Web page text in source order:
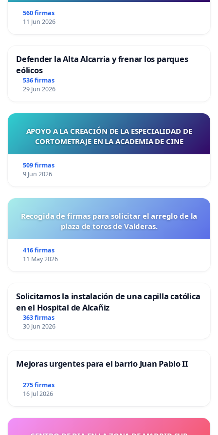
560 firmas
11 Jun 2026
Defender la Alta Alcarria y frenar los parques
eólicos
536 firmas
29 Jun 2026
APOYO A LA CREACIÓN DE LA ESPECIALIDAD DE
CORTOMETRAJE EN LA ACADEMIA DE CINE
509 firmas
9 Jun 2026
Recogida de firmas para solicitar el arreglo de la
plaza de toros de Valderas.
416 firmas
11 May 2026
Solicitamos la instalación de una capilla católica
en el Hospital de Alcañiz
363 firmas
30 Jun 2026
Mejoras urgentes para el barrio Juan Pablo II
275 firmas
16 Jul 2026